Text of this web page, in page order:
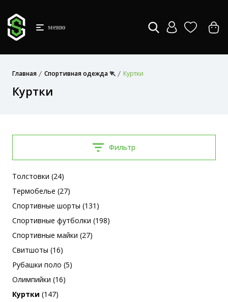
меню
Главная Спортивная одежда 🏃 Куртки
Куртки
Фильтр
Толстовки (24)
Термобелье (27)
Спортивные шорты (131)
Спортивные футболки (198)
Спортивные майки (27)
Свитшоты (16)
Рубашки поло (5)
Олимпийки (16)
Куртки (147)